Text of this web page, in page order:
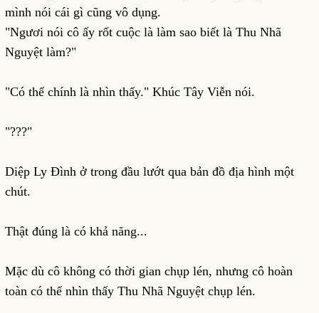
mình nói cái gì cũng vô dụng.
"Ngươi nói cô ấy rốt cuộc là làm sao biết là Thu Nhã
Nguyệt làm?"
"Có thể chính là nhìn thấy." Khúc Tây Viễn nói.
"???"
Diệp Ly Đình ở trong đầu lướt qua bản đồ địa hình một
chút.
Thật đúng là có khả năng...
Mặc dù cô không có thời gian chụp lén, nhưng cô hoàn
toàn có thể nhìn thấy Thu Nhã Nguyệt chụp lén.